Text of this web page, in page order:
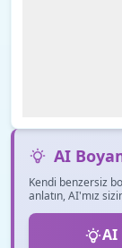
AI
Kendi benzersiz
anlatın, AI'mız
AI